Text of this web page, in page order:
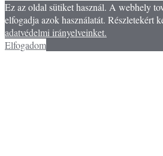
Ez az oldal sütiket használ. A webhely
elfogadja azok használatát. Részletekért
adatvédelmi irányelveinket.
Elfogadom